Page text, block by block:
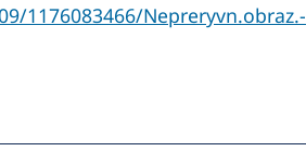
1176083466/Nepreryvn.obraz.-